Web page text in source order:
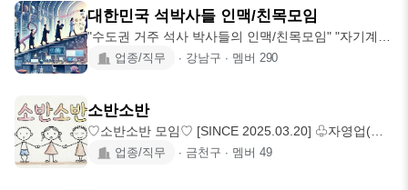
대한민국 석박사들 인맥/친목모임
"수도권 거주 석사 박사들의 인맥/친목모임" "자기계발
과 동시에 끈끈한 네트워크로 학교생활
업종/직무 ∙ 강남구 ∙ 멤버 290
소반소반
♡소반소반 모임♡ [SINCE 2025.03.20] ♧자영업(식
당) 및 직장인들의 힐링
업종/직무 ∙ 금천구 ∙ 멤버 49